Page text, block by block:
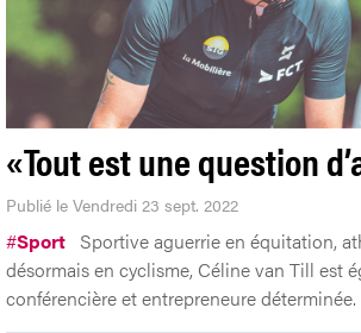
«Tout est une question
Publié le Vendredi 23 sept. 2022
#Sport Sportive aguerrie en équitation,
désormais en cyclisme, Céline van Till est
conférencière et entrepreneure déterminée.